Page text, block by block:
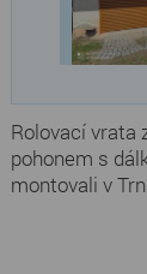
Rolovací vrata
pohonem s
montovali v